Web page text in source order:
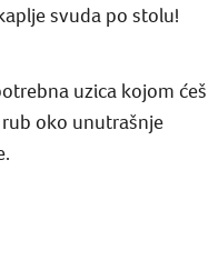
svuda po stolu!
uzica kojom ćeš
oko unutrašnje